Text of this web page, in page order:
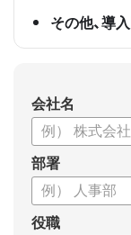
その他、導
会社名
部署
役職